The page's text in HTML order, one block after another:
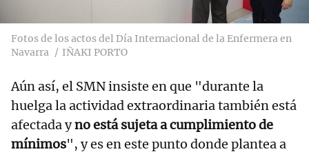
Fotos de los actos del Día Internacional de la Enfermera en
Navarra
IÑAKI PORTO
Aún así, el SMN insiste en que "durante la
huelga la actividad extraordinaria también está
afectada yno está sujeta a cumplimiento de
mínimos", y es en este punto donde plantea a